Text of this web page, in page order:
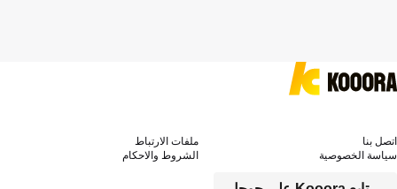
اتصل بنا
ملفات الارتباط
سياسة الخصوصية
الشروط والاحكام